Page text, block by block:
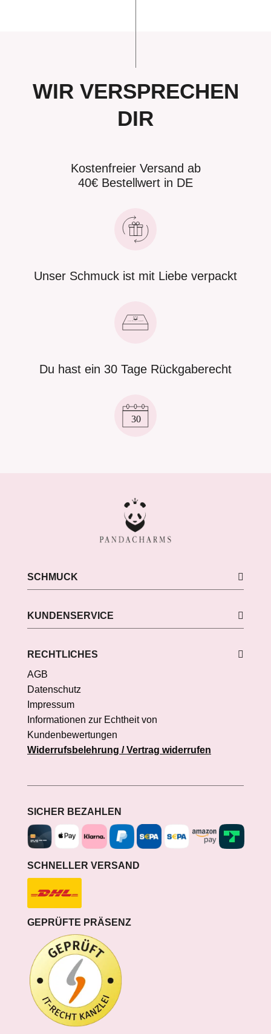
WIR VERSPRECHEN
DIR
Kostenfreier Versand ab
40€ Bestellwert in DE
Unser Schmuck ist mit Liebe verpackt
Du hast ein 30 Tage Rückgaberecht
SCHMUCK
KUNDENSERVICE
RECHTLICHES
AGB
Datenschutz
Impressum
Informationen zur Echtheit von
Kundenbewertungen
Widerrufsbelehrung / Vertrag widerrufen
SICHER BEZAHLEN
SCHNELLER VERSAND
GEPRÜFTE PRÄSENZ